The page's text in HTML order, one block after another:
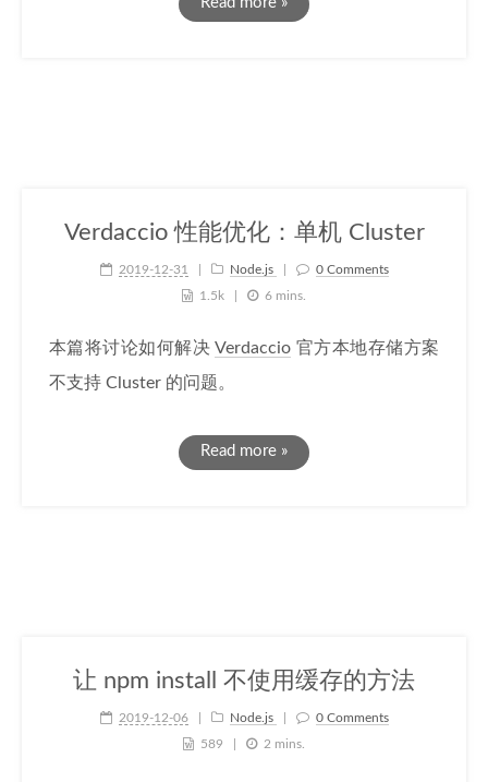
Verdaccio 性能优化：单机 Cluster
2019-12-31 Node.js
0 Comments
1.5k
6 mins.
本篇将讨论如何解决Verdaccio 官方本地存储方案
不支持 Cluster 的问题。
Read more »
让 npm install 不使用缓存的方法
2019-12-06 Node.js
0 Comments
589
2 mins.